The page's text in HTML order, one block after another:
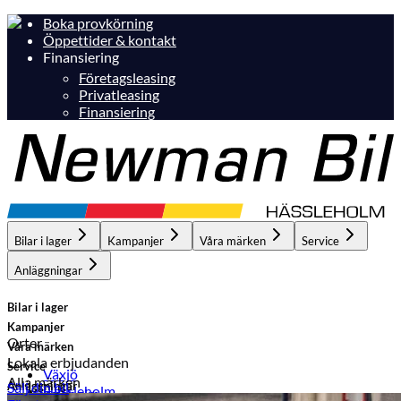
Boka provkörning
Öppettider & kontakt
Finansiering
Företagsleasing
Privatleasing
Finansiering
Bilar i lager Kampanjer Våra märken Service
Anläggningar
Bilar i lager
Orter
Växjö
Hässleholm
Kampanjer
Lokala erbjudanden
Hässleholm
Våra märken
Alla märken
Service
Anläggningar
Sälj din bil